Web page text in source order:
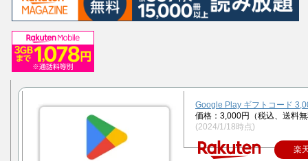
Google Play ギフトコード
価格：3,000円（税込、送料
(2024/1/18時点)
楽